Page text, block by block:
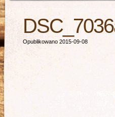
Opublikowano 2015-09-08